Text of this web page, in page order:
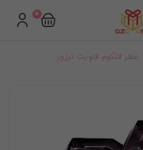
0
عطر لانکوم لانویت ترزور